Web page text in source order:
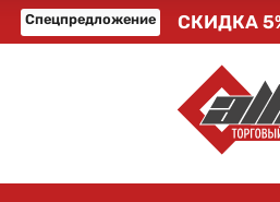
Спецпредложение СКИДКА